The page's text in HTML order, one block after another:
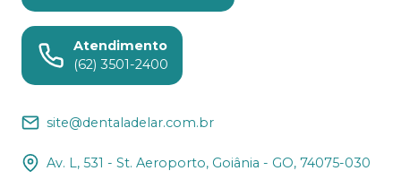
Atendimento
(62) 3501-2400
site@dentaladelar.com.br
Av. L, 531 - St. Aeroporto, Goiânia - GO, 74075-030